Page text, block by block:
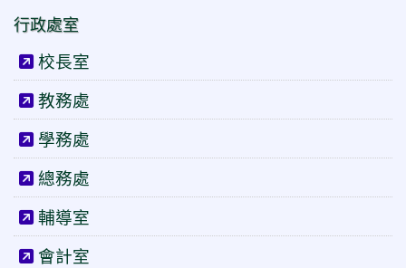
行政處室
校長室
教務處
學務處
總務處
輔導室
會計室